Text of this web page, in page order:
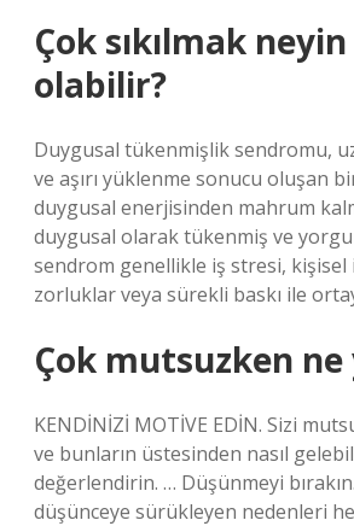
Çok sıkılmak
olabilir?
Duygusal tükenmişlik sendromu,
ve aşırı yüklenme sonucu oluşan
duygusal enerjisinden mahrum
duygusal olarak tükenmiş ve
sendrom genellikle iş stresi, kişisel
zorluklar veya sürekli baskı ile
Çok mutsuzken ne
KENDİNİZİ MOTİVE EDİN. Sizi
ve bunların üstesinden nasıl
değerlendirin. … Düşünmeyi
düşünceye sürükleyen nedenleri